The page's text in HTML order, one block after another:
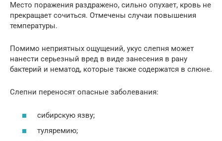
Место поражения раздражено, сильно опухает, кровь не
прекращает сочиться. Отмечены случаи повышения
температуры.
Помимо неприятных ощущений, укус слепня может
нанести серьезный вред в виде занесения в рану
бактерий и нематод, которые также содержатся в слюне.
Слепни переносят опасные заболевания:
сибирскую язву;
туляремию;